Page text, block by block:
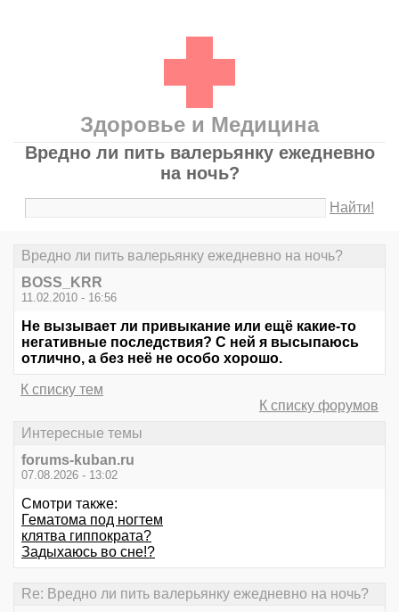
Здоровье и Медицина
Вредно ли пить валерьянку ежедневно
на ночь?
Найти!
Вредно ли пить валерьянку ежедневно на ночь?
BOSS_KRR
11.02.2010 - 16:56
Не вызывает ли привыкание или ещё какие-то
негативные последствия? С ней я высыпаюсь
отлично, а без неё не особо хорошо.
К списку тем
К списку форумов
Интересные темы
forums-kuban.ru
07.08.2026 - 13:02
Смотри также:
Гематома под ногтем
клятва гиппократа?
Задыхаюсь во сне!?
Re: Вредно ли пить валерьянку ежедневно на ночь?